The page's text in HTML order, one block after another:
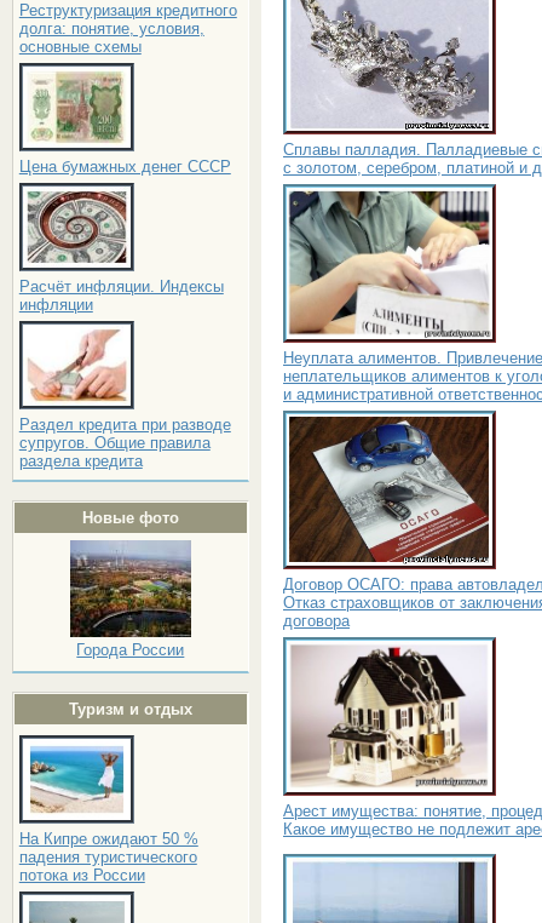
Реструктуризация кредитного
долга: понятие, условия,
основные схемы
Цена бумажных денег СССР
Расчёт инфляции. Индексы
инфляции
Раздел кредита при разводе
супругов. Общие правила
раздела кредита
Новые фото
Города России
Туризм и отдых
На Кипре ожидают 50 %
падения туристического
потока из России
Сплавы палладия. Палладиевые
с золотом, серебром, платиной и
Неуплата алиментов. Привлечение
неплательщиков алиментов к
и административной
Договор ОСАГО: права
Отказ страховщиков от
договора
Арест имущества: понятие,
Какое имущество не подлежит